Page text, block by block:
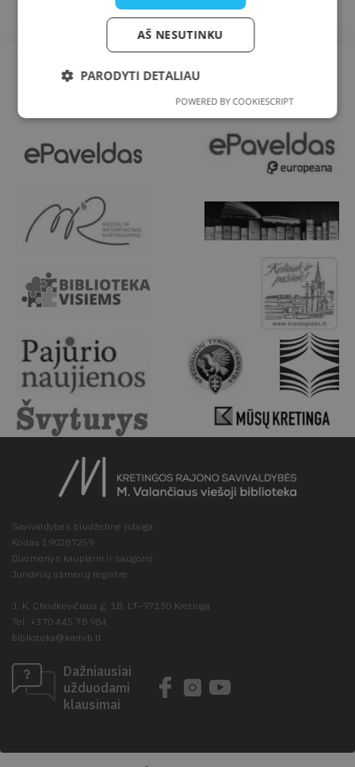
Savivaldybės biudžetinė įstaiga
Kodas 190287259
Duomenys kaupiami ir saugomi
Juridinių asmenų registre
J. K. Chodkevičiaus g. 1B, LT–97130 Kretinga
Tel. +370 445 78 984
biblioteka@kretvb.lt
Dažniausiai
užduodami
klausimai
AŠ NESUTINKU
PARODYTI DETALIAU
POWERED BY COOKIESCRIPT